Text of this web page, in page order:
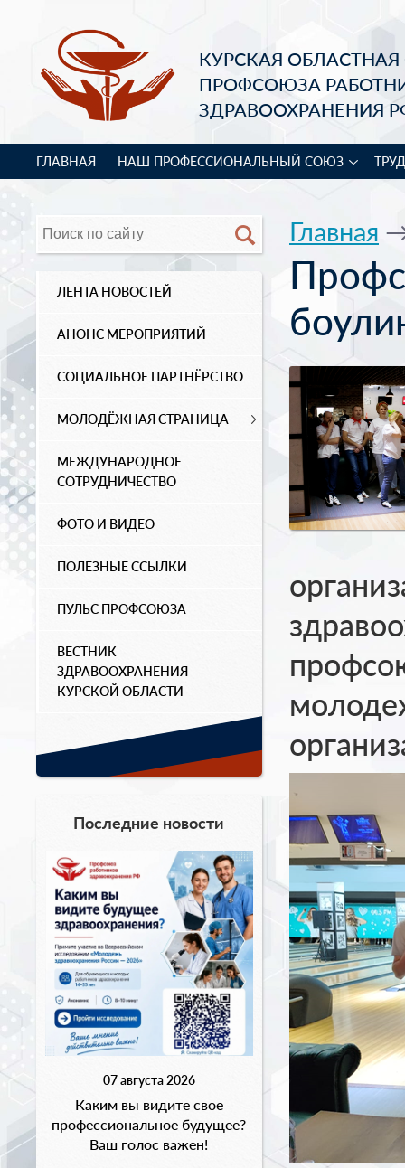
КУРСКАЯ
ПРОФСОЮЗА
ЗДРАВООХРАНЕНИЯ
ГЛАВНАЯ НАШ ПРОФЕССИОНАЛЬНЫЙ СОЮЗ
ЛЕНТА НОВОСТЕЙ
АНОНС МЕРОПРИЯТИЙ
СОЦИАЛЬНОЕ ПАРТНЁРСТВО
МОЛОДЁЖНАЯ СТРАНИЦА
МЕЖДУНАРОДНОЕ
СОТРУДНИЧЕСТВО
ФОТО И ВИДЕО
ПОЛЕЗНЫЕ ССЫЛКИ
ПУЛЬС ПРОФСОЮЗА
ВЕСТНИК
ЗДРАВООХРАНЕНИЯ
КУРСКОЙ ОБЛАСТИ
Последние новости
07 августа 2026
Каким вы видите свое
профессиональное будущее?
Ваш голос важен!
Главная